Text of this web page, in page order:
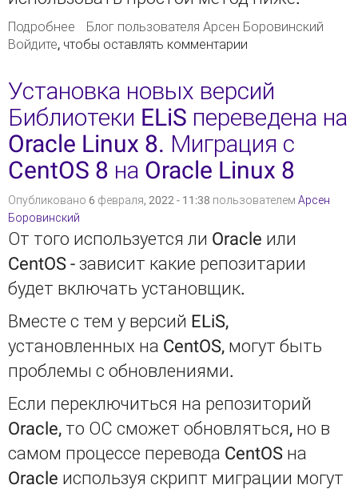
Подробнее о Простейший бенчмарк запуска ядра Drupal
(ELiS)
Блог пользователя Арсен Боровинский
Войдите, чтобы оставлять комментарии
Установка новых версий
Библиотеки ELiS переведена на
Oracle Linux 8. Миграция с
CentOS 8 на Oracle Linux 8
Опубликовано 6 февраля, 2022 - 11:38 пользователем Арсен
Боровинский
От того используется ли Oracle или
CentOS - зависит какие репозитарии
будет включать установщик.
Вместе с тем у версий ELiS,
установленных на CentOS, могут быть
проблемы с обновлениями.
Если переключиться на репозиторий
Oracle, то ОС сможет обновляться, но в
самом процессе перевода CentOS на
Oracle используя скрипт миграции могут